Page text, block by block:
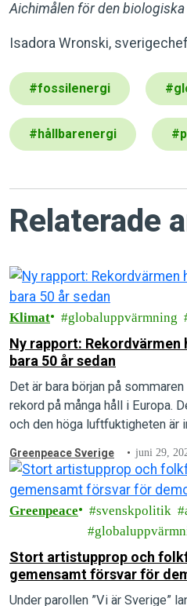
Aichimålen för den biologiska
Isadora Wronski,
#fossilenergi #
#hållbarenergi #
Relaterade
Klimat globaluppvärmning
Ny rapport:
bara 50 år sedan
Det är bara början på
rekord på många håll i Europa.
och den höga luftfuktigheten är
Greenpeace Sverige juni 29,
Greenpeace svenskpolitik
Stort artistupprop och
gemensamt försvar för
Under parollen ”Vi är Sverige”